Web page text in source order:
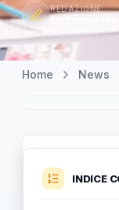
REDAZIONE
Orizzonte
Home News
INDICE